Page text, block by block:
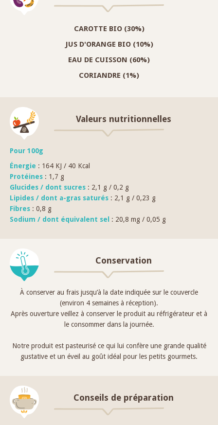
CAROTTE BIO (30%)
JUS D'ORANGE BIO (10%)
EAU DE CUISSON (60%)
CORIANDRE (1%)
Valeurs nutritionnelles
Pour 100g
Énergie : 164 KJ / 40 Kcal
Protéines : 1,7 g
Glucides / dont sucres : 2,1 g / 0,2 g
Lipides / dont a-gras saturés : 2,1 g / 0,23 g
Fibres : 0,8 g
Sodium / dont équivalent sel
: 20,8 mg / 0,05 g
Conservation
À conserver au frais jusqu’à la date indiquée sur le couvercle
(environ 4 semaines à réception).
Après ouverture veillez à conserver le produit au réfrigérateur et à
le consommer dans la journée.
Notre produit est pasteurisé ce qui lui confère une grande qualité
gustative et un éveil au goût idéal pour les petits gourmets.
Conseils de préparation